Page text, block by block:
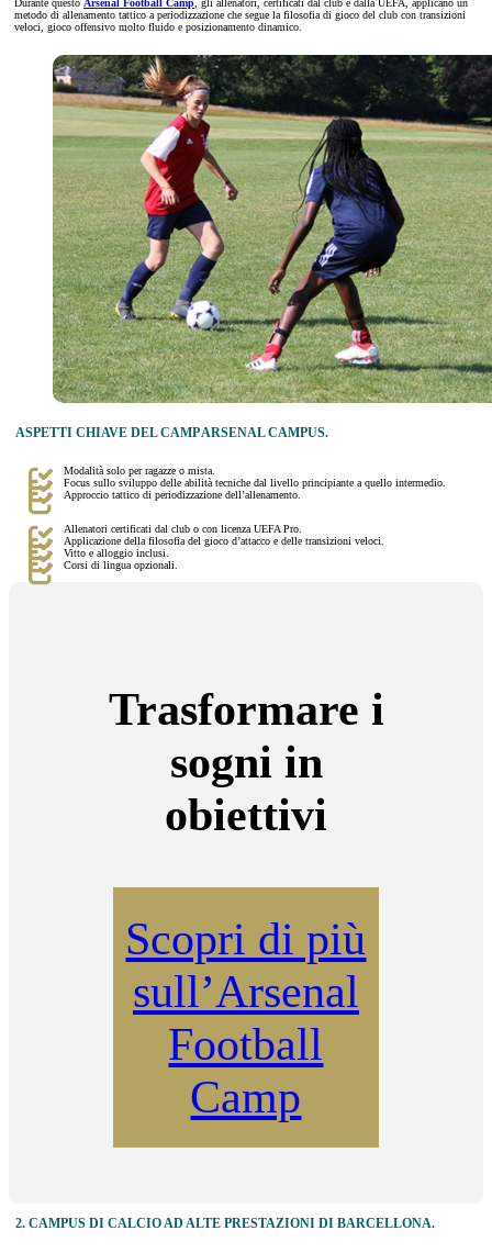
metodo di allenamento tattico a periodizzazione che segue la filosofia di gioco del club con transizioni
veloci, gioco offensivo molto fluido e posizionamento dinamico.
ASPETTI CHIAVE DEL CAMP ARSENAL CAMPUS.
Modalità solo per ragazze o mista.
Focus sullo sviluppo delle abilità tecniche dal livello principiante a quello intermedio.
Approccio tattico di periodizzazione dell’allenamento.
Allenatori certificati dal club o con licenza UEFA Pro.
Applicazione della filosofia del gioco d’attacco e delle transizioni veloci.
Vitto e alloggio inclusi.
Corsi di lingua opzionali.
Trasformare i
sogni in
obiettivi
Scopri di più
sull’Arsenal
Football
Camp
2. CAMPUS DI CALCIO AD ALTE PRESTAZIONI DI BARCELLONA.